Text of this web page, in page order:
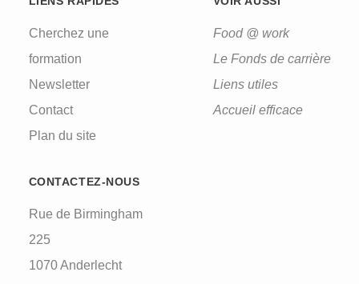
Cherchez une
formation
Newsletter
Contact
Plan du site
Food @ work
Le Fonds de carrière
Liens utiles
Accueil efficace
CONTACTEZ-NOUS
Rue de Birmingham
225
1070 Anderlecht